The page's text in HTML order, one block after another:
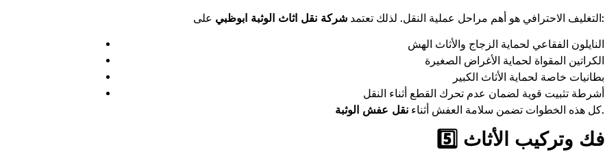
التغليف الاحترافي هو أهم مراحل عملية النقل. لذلك تعتمد شركة نقل اثاث الوثبة ابوظبي على:
النايلون الفقاعي لحماية الزجاج والأثاث الهش
الكراتين المقواة لحماية الأغراض الصغيرة
بطانيات خاصة لحماية الأثاث الكبير
أشرطة تثبيت قوية لضمان عدم تحرك القطع أثناء النقل
كل هذه الخطوات تضمن سلامة العفش أثناء نقل عفش الوثبة .
5️⃣ فك وتركيب الأثاث